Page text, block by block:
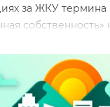
за ЖКУ термина
собственность»